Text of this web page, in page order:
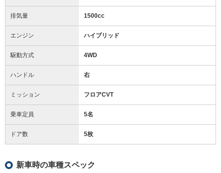
排気量 1500cc
エンジン ハイブリッド
駆動方式 4WD
ハンドル 右
ミッション フロアCVT
乗車定員 5名
ドア数 5枚
新車時の車種スペック